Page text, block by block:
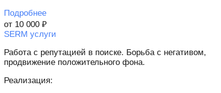
Подробнее
от 10 000 ₽
SERM услуги
Работа с репутацией в поиске. Борьба с негативом,
продвижение положительного фона.
Реализация: